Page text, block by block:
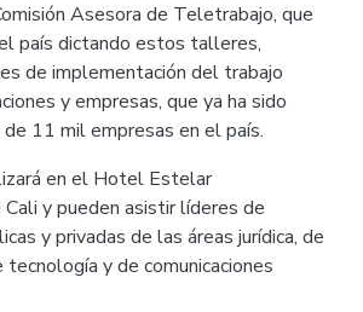
Asesora de Teletrabajo, que
país dictando estos talleres,
de implementación del trabajo
y empresas, que ya ha sido
11 mil empresas en el país.
en el Hotel Estelar
y pueden asistir líderes de
y privadas de las áreas jurídica, de
y de comunicaciones